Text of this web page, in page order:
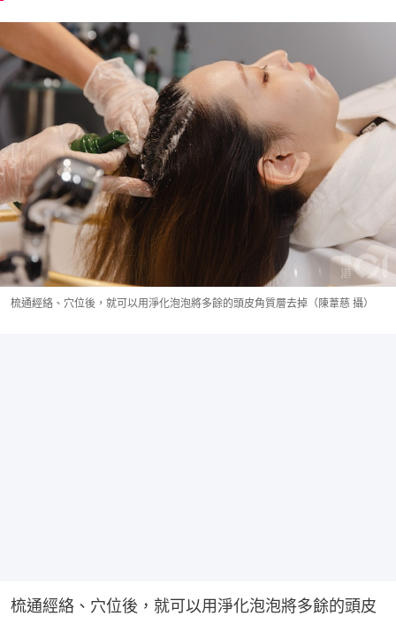
梳通經絡、穴位後，就可以用淨化泡泡將多餘的頭皮角質層去掉（陳葦慈 攝）
梳通經絡、穴位後，就可以用淨化泡泡將多餘的頭皮